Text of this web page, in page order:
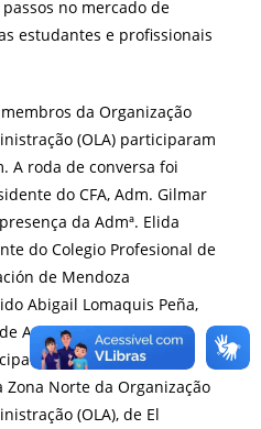
no mercado de
estudantes e profissionais
da Organização
(OLA) participaram
A roda de conversa foi
do CFA, Adm. Gilmar
da Admª. Elida
do Colegio Profesional de
de Mendoza
Abigail Lomaquis Peña,
Administradores do
Carlos Balmore
Norte da Organização
(OLA), de El